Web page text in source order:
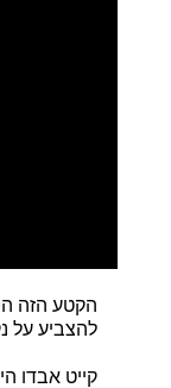
הקטע הזה
להצביע על
קייט אבדו